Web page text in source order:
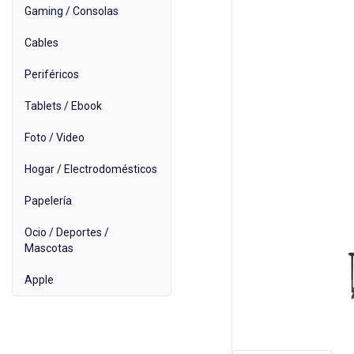
Gaming / Consolas
Cables
Periféricos
Tablets / Ebook
Foto / Video
Hogar / Electrodomésticos
Papelería
Ocio / Deportes /
Mascotas
Apple